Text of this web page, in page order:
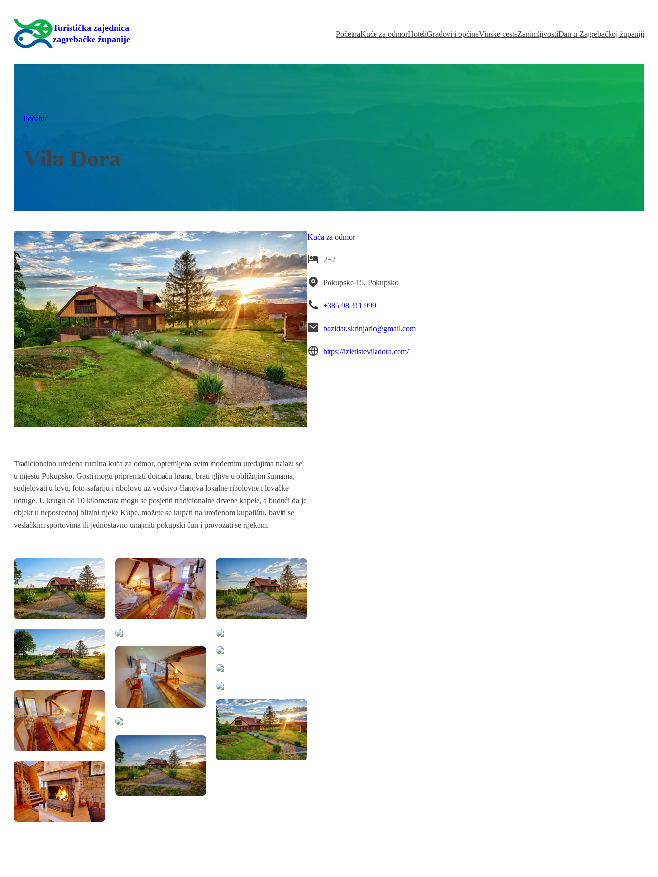
sadržaja
Turistička zajednica
zagrebačke županije
PočetnaKuće za odmorHoteliGradovi i općineVinske cesteZanimljivostiDan u Zagrebačkoj županiji
Početna
Vila Dora
Tradicionalno uređena ruralna kuća za odmor, opremljena svim modernim uređajima nalazi se
u mjestu Pokupsko. Gosti mogu pripremati domaću hranu, brati gljive u obližnjim šumama,
sudjelovati u lovu, foto-safariju i ribolovu uz vodstvo članova lokalne ribolovne i lovačke
udruge. U krugu od 10 kilometara mogu se posjetiti tradicionalne drvene kapele, a budući da je
objekt u neposrednoj blizini rijeke Kupe, možete se kupati na uređenom kupalištu, baviti se
veslačkim sportovima ili jednostavno unajmiti pokupski čun i provozati se rijekom.
Kuća za odmor
2+2
Pokupsko 15, Pokupsko
+385 98 311 999
bozidar.skrinjaric@gmail.com
https://izletisteviladora.com/